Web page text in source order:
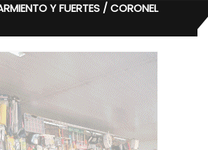
Y FUERTES / CORONEL